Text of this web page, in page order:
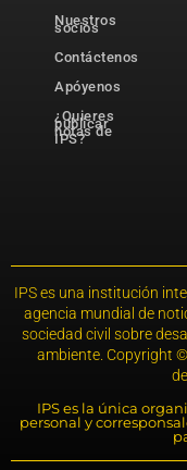
Nuestros
socios
Contáctenos
Apóyenos
¿Quieres
publicar
notas de
IPS?
IPS es una institución
agencia mundial de
sociedad civil sobre
ambiente. Copyright
IPS es la única
personal y